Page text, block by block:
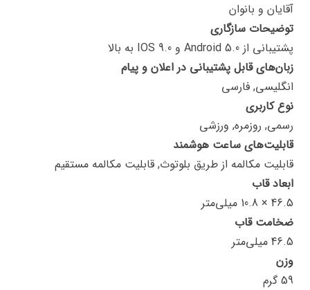
آقایان و بانوان
توضیحات سازگاری
پشتیبانی از Android 5.0 و IOS 9.0 به بالا
زبان‌های قابل پشتیبانی در اعلان و پیام
انگلیسی, فارسی
نوع کاربری
رسمی, روزمره, ورزشی
قابلیت‌های ساعت هوشمند
قابلیت مکالمه از طریق بلوتوث, قابلیت مکالمه مستقیم
ابعاد قاب
46.5 × 10.8 میلی‌متر
ضخامت قاب
46.5 میلی‌متر
وزن
59 گرم